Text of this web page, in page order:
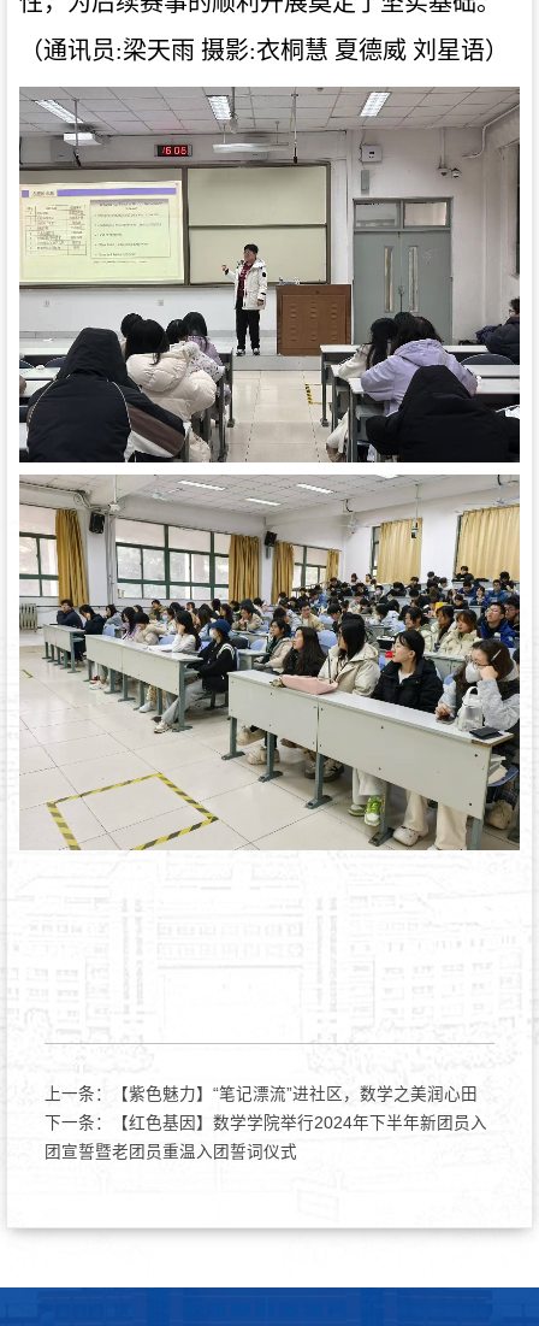
（通讯员:梁天雨 摄影:衣桐慧 夏德威 刘星语）
上一条：
【紫色魅力】“笔记漂流”进社区，数学之美润心田
下一条：
【红色基因】数学学院举行2024年下半年新团员入
团宣誓暨老团员重温入团誓词仪式